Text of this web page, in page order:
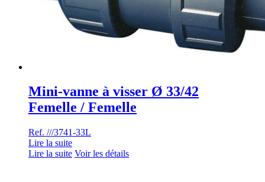
Mini-vanne à visser Ø 33/42
Femelle / Femelle
Ref. ///3741-33L
Lire la suite
Lire la suite Voir les détails